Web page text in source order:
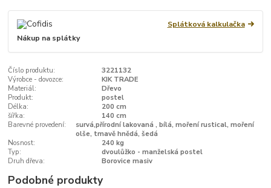
Splátková kalkulačka
Nákup na splátky
Číslo produktu:
3221132
Výrobce - dovozce:
KIK TRADE
Materiál:
Dřevo
Produkt:
postel
Délka:
200 cm
šířka:
140 cm
Barevné provedení:
survá,přírodní lakovaná , bílá, moření rustical, moření
olše, tmavě hnědá, šedá
Nosnost:
240 kg
Typ:
dvoulůžko - manželská postel
Druh dřeva:
Borovice masiv
Podobné produkty